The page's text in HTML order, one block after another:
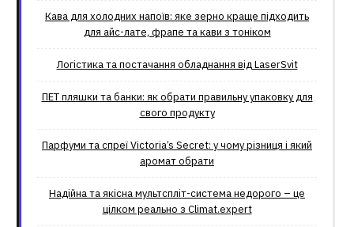
Кава для холодних напоїв: яке зерно краще підходить
для айс-лате, фрапе та кави з тоніком
Логістика та постачання обладнання від LaserSvit
ПЕТ пляшки та банки: як обрати правильну упаковку для
свого продукту
Парфуми та спреї Victoria’s Secret: у чому різниця і який
аромат обрати
Надійна та якісна мультспліт-система недорого – це
цілком реально з Climat.еxpert